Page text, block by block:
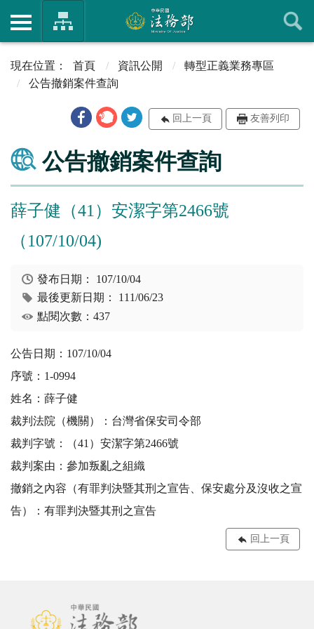
首頁 資訊公開
轉型正義業務專區
公告撤銷案件查詢
回上一頁 友善列印
公告撤銷案件查詢
薛子健（41）安潔字第2466號
（107/10/04)
發布日期： 107/10/04
最後更新日期： 111/06/23
點閱次數：437
公告日期：107/10/04
序號：1-0994
姓名：薛子健
裁判法院（機關）：台灣省保安司令部
裁判字號：（41）安潔字第2466號
裁判案由：參加叛亂之組織
撤銷之內容（有罪判決暨其刑之宣告、保安處分及沒收之宣
告）：有罪判決暨其刑之宣告
回上一頁